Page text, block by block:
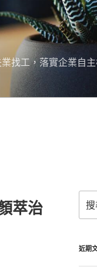
找工，落實企業自
萃治
尋
關
字:
近期